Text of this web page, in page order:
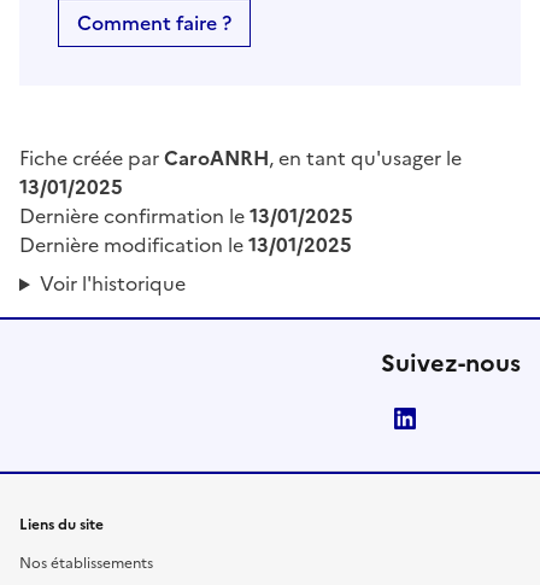
Comment faire ?
Fiche créée parCaroANRH, en tant qu'usager le
13/01/2025
Dernière confirmation le13/01/2025
Dernière modification le13/01/2025
Voir l'historique
Suivez-nous
Liens du site
Nos établissements